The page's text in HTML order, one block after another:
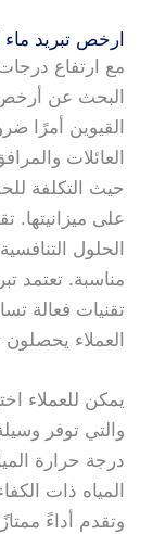
ارخص تبريد
مع ارتفاع
البحث عن
القيوين أمرًا
العائلات
حيث التكلفة
على
الحلول
مناسبة. تعتمد
تقنيات فعالة
العملاء
يمكن للعملاء
والتي توفر
درجة حرارة
المياه ذات
وتقدم أداءً